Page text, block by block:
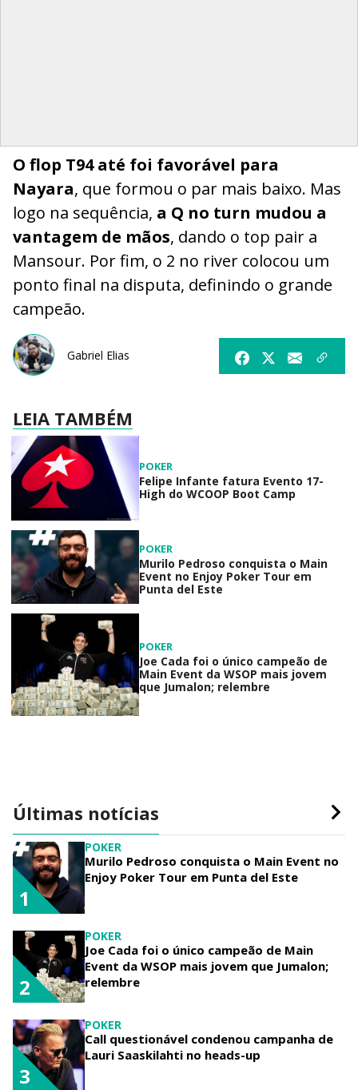
O flop T94 até foi favorável para
Nayara, que formou o par mais baixo. Mas
logo na sequência, a Q no turn mudou a
vantagem de mãos, dando o top pair a
Mansour. Por fim, o 2 no river colocou um
ponto final na disputa, definindo o grande
campeão.
Gabriel Elias
LEIA TAMBÉM
POKER
Felipe Infante fatura Evento 17-
High do WCOOP Boot Camp
POKER
Murilo Pedroso conquista o Main
Event no Enjoy Poker Tour em
Punta del Este
POKER
Joe Cada foi o único campeão de
Main Event da WSOP mais jovem
que Jumalon; relembre
Últimas notícias
POKER
Murilo Pedroso conquista o Main Event no
Enjoy Poker Tour em Punta del Este
1
POKER
Joe Cada foi o único campeão de Main
Event da WSOP mais jovem que Jumalon;
relembre
2
POKER
Call questionável condenou campanha de
Lauri Saaskilahti no heads-up
3